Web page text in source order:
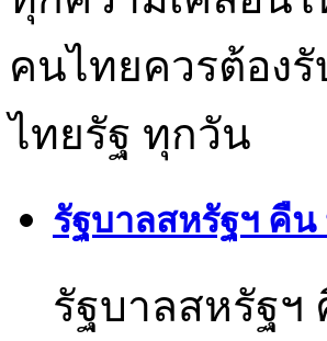
คนไทยควรต้องรั
ไทยรัฐ ทุกวัน
รัฐบาลสหรัฐฯ คื
รัฐบาลสหรัฐฯ